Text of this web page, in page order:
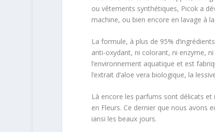
ou vêtements synthétiques, Picok a
machine, ou bien encore en lavage à
La formule, à plus de 95%
anti-oxydant, ni colorant, ni enzyme,
l’environnement aquatique et est
l’extrait d’aloe vera biologique, la
Là encore les parfums sont délicats et
en Fleurs. Ce dernier que nous avons
iansi les beaux jours.